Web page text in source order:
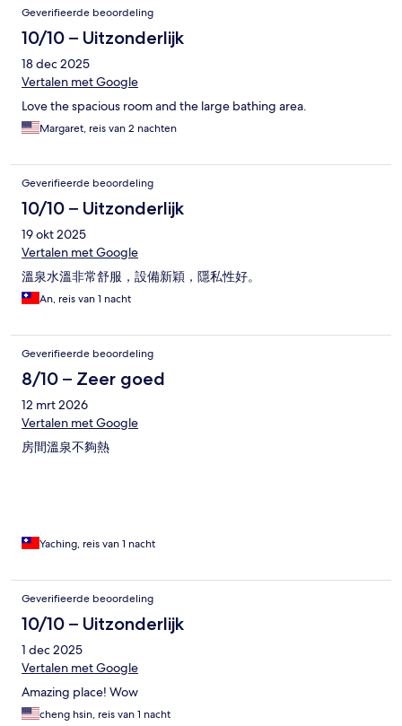
Geverifieerde beoordeling
10/10 – Uitzonderlijk
18 dec 2025
Vertalen met Google
Love the spacious room and the large bathing area.
Margaret, reis van 2 nachten
Geverifieerde beoordeling
10/10 – Uitzonderlijk
19 okt 2025
Vertalen met Google
溫泉水溫非常舒服，設備新穎，隱私性好。
An, reis van 1 nacht
Geverifieerde beoordeling
8/10 – Zeer goed
12 mrt 2026
Vertalen met Google
房間溫泉不夠熱
Yaching, reis van 1 nacht
Geverifieerde beoordeling
10/10 – Uitzonderlijk
1 dec 2025
Vertalen met Google
Amazing place! Wow
cheng hsin, reis van 1 nacht